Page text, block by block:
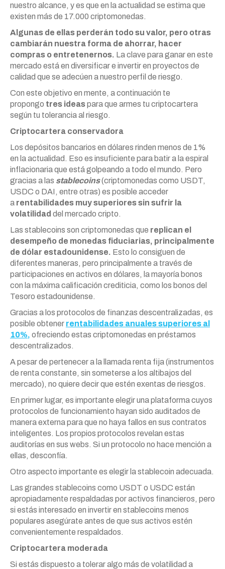
nuestro alcance, y es que en la actualidad se estima que
existen más de 17.000 criptomonedas.
Algunas de ellas perderán todo su valor, pero otras
cambiarán nuestra forma de ahorrar, hacer
compras o entretenernos. La clave para ganar en este
mercado está en diversificar e invertir en proyectos de
calidad que se adecúen a nuestro perfil de riesgo.
Con este objetivo en mente, a continuación te
propongo tres ideaspara que armes tu criptocartera
según tu tolerancia al riesgo.
Criptocartera conservadora
Los depósitos bancarios en dólares rinden menos de 1%
en la actualidad. Eso es insuficiente para batir a la espiral
inflacionaria que está golpeando a todo el mundo. Pero
gracias a las stablecoins(criptomonedas como USDT,
USDC o DAI, entre otras) es posible acceder
a rentabilidades muy superiores sin sufrir la
volatilidad del mercado cripto.
Las stablecoins son criptomonedas que replican el
desempeño de monedas fiduciarias, principalmente
de dólar estadounidense. Esto lo consiguen de
diferentes maneras, pero principalmente a través de
participaciones en activos en dólares, la mayoría bonos
con la máxima calificación crediticia, como los bonos del
Tesoro estadounidense.
Gracias a los protocolos de finanzas descentralizadas, es
posible obtener rentabilidades anuales superiores al
10%, ofreciendo estas criptomonedas en préstamos
descentralizados.
A pesar de pertenecer a la llamada renta fija (instrumentos
de renta constante, sin someterse a los altibajos del
mercado), no quiere decir que estén exentas de riesgos.
En primer lugar, es importante elegir una plataforma cuyos
protocolos de funcionamiento hayan sido auditados de
manera externa para que no haya fallos en sus contratos
inteligentes. Los propios protocolos revelan estas
auditorías en sus webs. Si un protocolo no hace mención a
ellas, desconfía.
Otro aspecto importante es elegir la stablecoin adecuada.
Las grandes stablecoins como USDT o USDC están
apropiadamente respaldadas por activos financieros, pero
si estás interesado en invertir en stablecoins menos
populares asegúrate antes de que sus activos estén
convenientemente respaldados.
Criptocartera moderada
Si estás dispuesto a tolerar algo más de volatilidad a